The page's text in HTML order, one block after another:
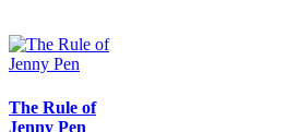
The Rule of
Jenny Pen